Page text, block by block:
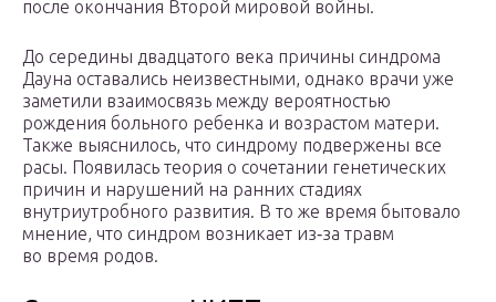
после окончания Второй мировой ­войны.
До середины двадцатого века причины синдрома
Дауна оставались неизвестными, однако врачи уже
заметили взаимосвязь между вероятностью
рождения больного ребенка и возрастом матери.
Также выяснилось, что синдрому подвержены все
расы. Появилась теория о сочетании генетических
причин и нарушений на ранних стадиях
внутриутробного развития. В то же время бытовало
мнение, что синдром возникает из‑за травм
во время ­родов.